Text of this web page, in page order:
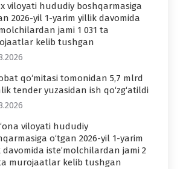
viloyati hududiy boshqarmasiga
2026-yil 1-yarim yillik davomida
jami 1 031 ta
kelib tushgan
qo‘mitasi tomonidan 5,7 mlrd
tender yuzasidan ish qo‘zg‘atildi
viloyati hududiy
o‘tgan 2026-yil 1-yarim
davomida iste’molchilardan jami 2
murojaatlar kelib tushgan